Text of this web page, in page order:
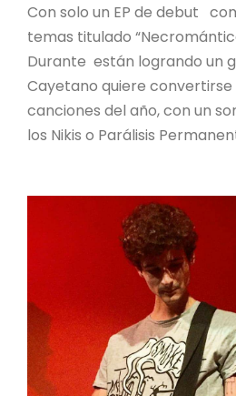
Con solo un EP de debut
temas titulado
Durante están logrando un
Cayetano quiere convertirse
canciones del año, con un
los Nikis o Parálisis